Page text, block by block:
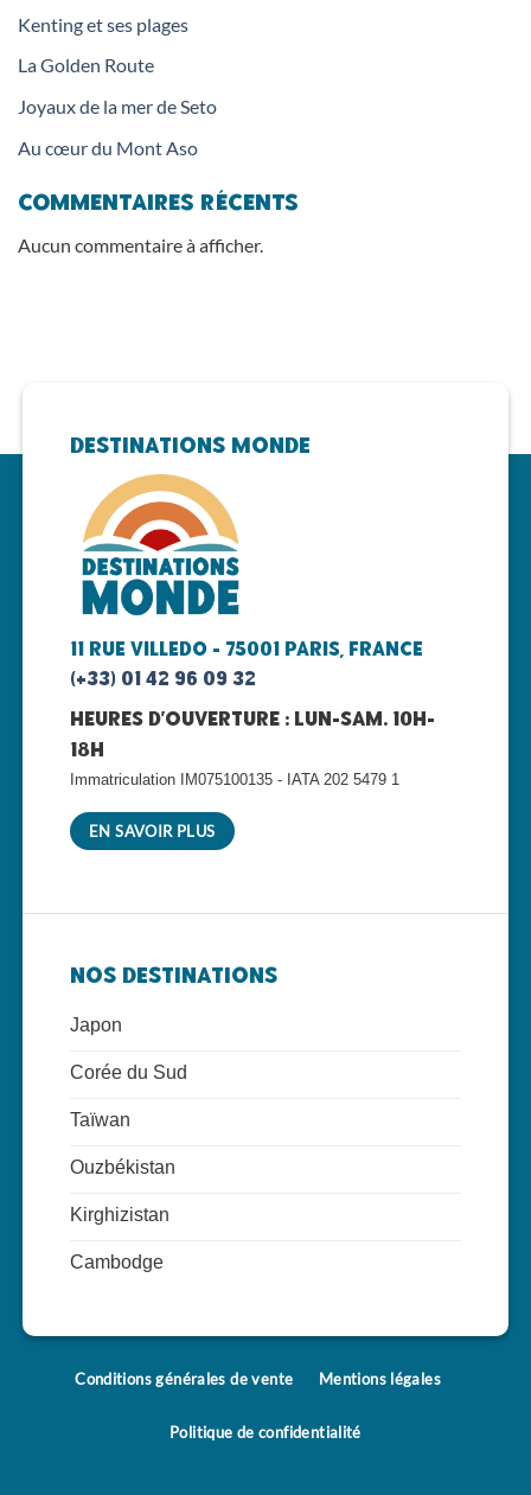
Kenting et ses plages
La Golden Route
Joyaux de la mer de Seto
Au cœur du Mont Aso
Commentaires récents
Aucun commentaire à afficher.
Destinations Monde
11 rue Villedo - 75001 Paris, FRANCE
(+33) 01 42 96 09 32
Heures d'ouverture : lun-sam. 10h-
18h
Immatriculation IM075100135 - IATA 202 5479 1
EN SAVOIR PLUS
Nos Destinations
Japon
Corée du Sud
Taïwan
Ouzbékistan
Kirghizistan
Cambodge
Conditions générales de vente Mentions légales
Politique de confidentialité